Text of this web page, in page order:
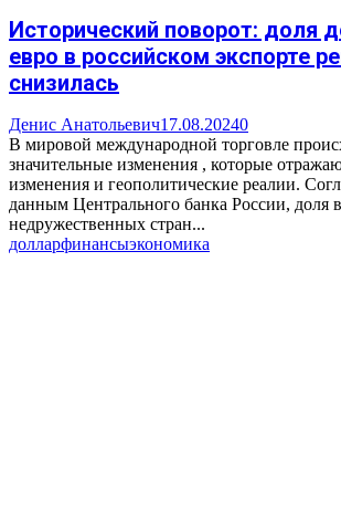
Исторический поворот: доля
евро в российском экспорте
снизилась
Денис Анатольевич17.08.20240
В мировой международной торговле
значительные изменения , которые
изменения и геополитические реалии.
данным Центрального банка России, доля
недружественных стран...
долларфинансыэкономика